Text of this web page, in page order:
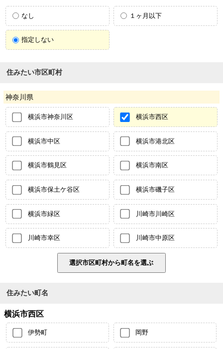
なし １ヶ月以下
指定しない
住みたい市区町村
神奈川県
横浜市神奈川区 横浜市西区
横浜市中区 横浜市港北区
横浜市鶴見区 横浜市南区
横浜市保土ケ谷区 横浜市磯子区
横浜市緑区 川崎市川崎区
川崎市幸区 川崎市中原区
住みたい町名
横浜市西区
伊勢町 岡野